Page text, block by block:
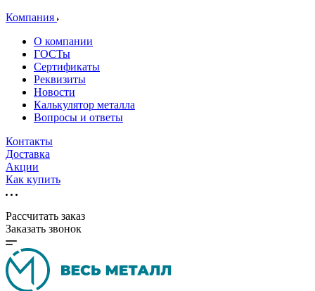
Компания
О компании
ГОСТы
Сертификаты
Реквизиты
Новости
Калькулятор металла
Вопросы и ответы
Контакты
Доставка
Акции
Как купить
Рассчитать заказ
Заказать звонок